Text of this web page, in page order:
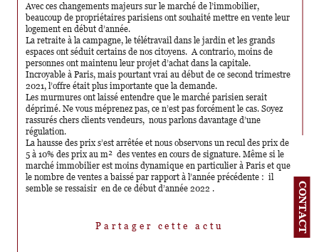
CONTACT
Avec ces changements majeurs sur le marché de l’immobilier,
beaucoup de propriétaires parisiens ont souhaité mettre en vente leur
logement en début d’année.
La retraite à la campagne, le télétravail dans le jardin et les grands
espaces ont séduit certains de nos citoyens. A contrario, moins de
personnes ont maintenu leur projet d’achat dans la capitale.
Incroyable à Paris, mais pourtant vrai au début de ce second trimestre
2021, l’offre était plus importante que la demande.
Les murmures ont laissé entendre que le marché parisien serait
déprimé. Ne vous méprenez pas, ce n’est pas forcément le cas. Soyez
rassurés chers clients vendeurs, nous parlons davantage d’une
régulation.
La hausse des prix s’est arrêtée et nous observons un recul des prix de
5 à 10% des prix au m² des ventes en cours de signature. Même si le
marché immobilier est moins dynamique en particulier à Paris et que
le nombre de ventes a baissé par rapport à l’année précédente : il
semble se ressaisir en de ce début d’année 2022 .
Partager cette actu